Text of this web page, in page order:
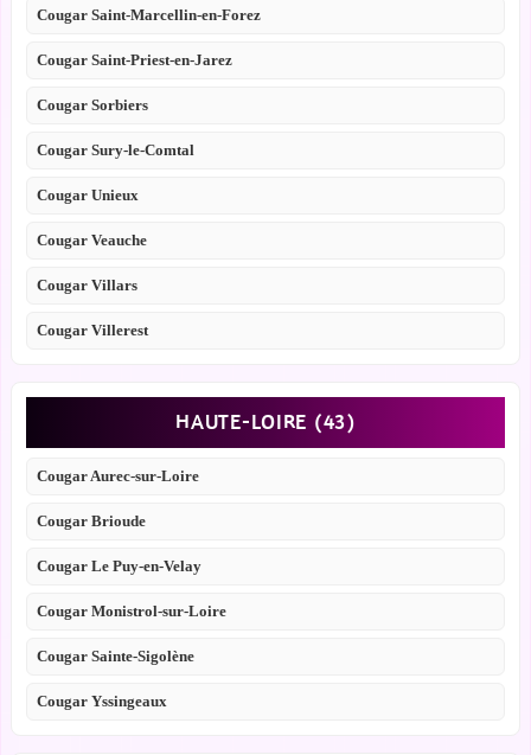
Cougar Saint-Marcellin-en-Forez
Cougar Saint-Priest-en-Jarez
Cougar Sorbiers
Cougar Sury-le-Comtal
Cougar Unieux
Cougar Veauche
Cougar Villars
Cougar Villerest
HAUTE-LOIRE (43)
Cougar Aurec-sur-Loire
Cougar Brioude
Cougar Le Puy-en-Velay
Cougar Monistrol-sur-Loire
Cougar Sainte-Sigolène
Cougar Yssingeaux